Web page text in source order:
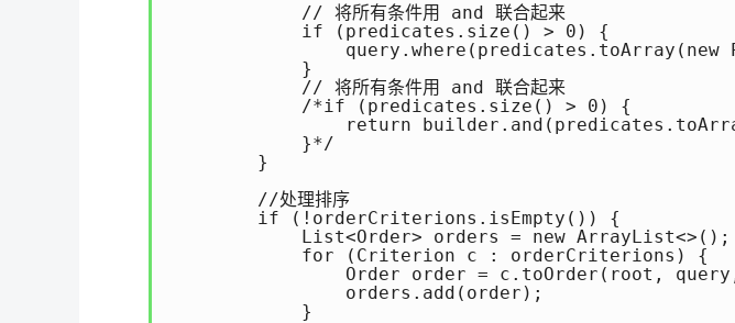
            // 将所有条件用 and 联合起来
            if (predicates.size() > 0) {
query.where(predicates.toArray(new
            }
            // 将所有条件用 and 联合起来
            /*if (predicates.size() > 0) {
return
            }*/
        }
        //处理排序
        if (!orderCriterions.isEmpty()) {
            List<Order> orders = new ArrayList<>();
            for (Criterion c : orderCriterions) {
Order order = c.toOrder(root,
                orders.add(order);
            }